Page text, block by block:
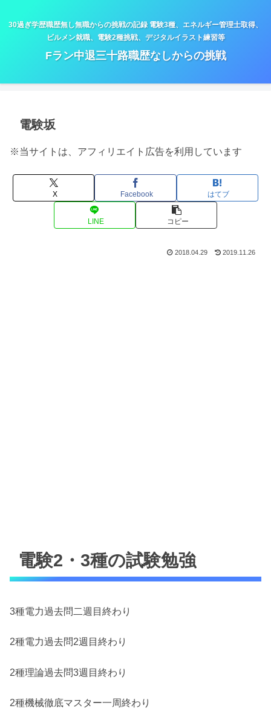
30過ぎ学歴職歴無し無職からの挑戦の記録 電験3種、エネルギー管理士取得、
ビルメン就職、電験2種挑戦、デジタルイラスト練習等
Fラン中退三十路職歴なしからの挑戦
電験坂
※当サイトは、アフィリエイト広告を利用しています
X Facebook はてブ
LINE コピー
2018.04.29 2019.11.26
電験2・3種の試験勉強
3種電力過去問二週目終わり
2種電力過去問2週目終わり
2種理論過去問3週目終わり
2種機械徹底マスター一周終わり